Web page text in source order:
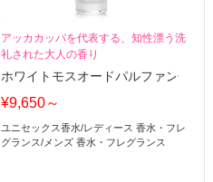
アッカカッパを代表する、知性漂う洗
礼された大人の香り
ホワイトモスオードパルファン
¥9,650～
ユニセックス香水/レディース 香水・フレ
グランス/ メンズ 香水・フレグランス